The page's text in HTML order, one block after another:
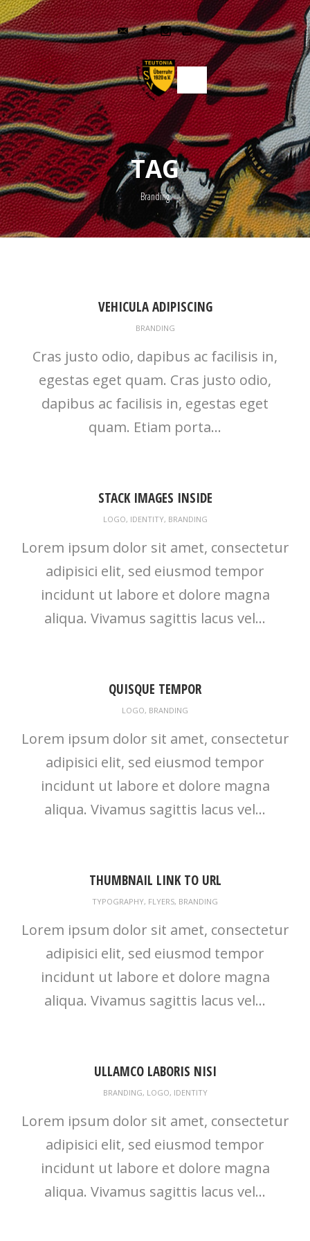
TAG
Branding
VEHICULA ADIPISCING
BRANDING
Cras justo odio, dapibus ac facilisis in,
egestas eget quam. Cras justo odio,
dapibus ac facilisis in, egestas eget
quam. Etiam porta...
STACK IMAGES INSIDE
LOGO, IDENTITY, BRANDING
Lorem ipsum dolor sit amet, consectetur
adipisici elit, sed eiusmod tempor
incidunt ut labore et dolore magna
aliqua. Vivamus sagittis lacus vel...
QUISQUE TEMPOR
LOGO, BRANDING
Lorem ipsum dolor sit amet, consectetur
adipisici elit, sed eiusmod tempor
incidunt ut labore et dolore magna
aliqua. Vivamus sagittis lacus vel...
THUMBNAIL LINK TO URL
TYPOGRAPHY, FLYERS, BRANDING
Lorem ipsum dolor sit amet, consectetur
adipisici elit, sed eiusmod tempor
incidunt ut labore et dolore magna
aliqua. Vivamus sagittis lacus vel...
ULLAMCO LABORIS NISI
BRANDING, LOGO, IDENTITY
Lorem ipsum dolor sit amet, consectetur
adipisici elit, sed eiusmod tempor
incidunt ut labore et dolore magna
aliqua. Vivamus sagittis lacus vel...